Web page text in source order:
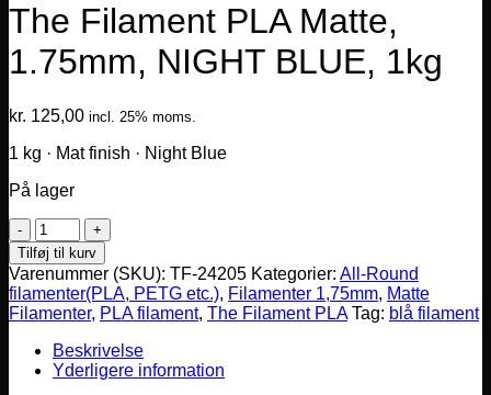
The Filament PLA Matte,
1.75mm, NIGHT BLUE, 1kg
kr. 125,00 incl. 25% moms.
1 kg · Mat finish · Night Blue
På lager
The
Filament
PLA
Matte,
1.75mm,
NIGHT
BLUE,
1kg
antal
Tilføj til kurv
Varenummer (SKU): TF-24205 Kategorier: All-Round
filamenter(PLA, PETG etc.), Filamenter 1,75mm, Matte
Filamenter, PLA filament, The Filament PLA Tag: blå filament
Beskrivelse
Yderligere information